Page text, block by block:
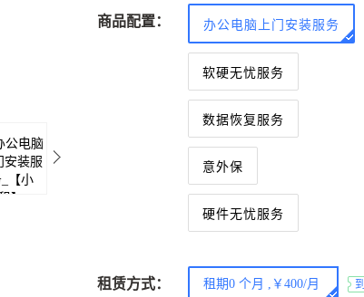
商品配置： 办公电脑上门安装服务
软硬无忧服务
数据恢复服务
意外保
硬件无忧服务
租赁方式： 租期0 个月 ,￥400/月